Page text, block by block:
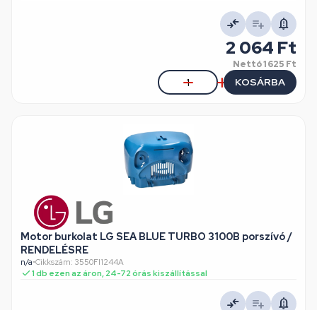
2 064 Ft
Nettó1 625 Ft
KOSÁRBA
Motor burkolat LG SEA BLUE TURBO 3100B porszívó /
RENDELÉSRE
n/a•Cikkszám: 3550FI1244A
1 db ezen az áron, 24-72 órás kiszállítással